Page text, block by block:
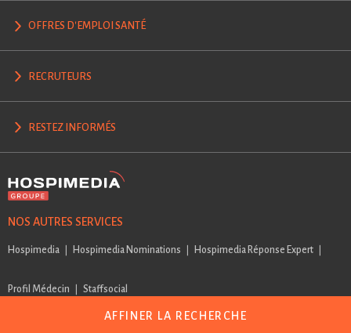
AFFINER LA RECHERCHE
OFFRES D'EMPLOI SANTÉ
RECRUTEURS
RESTEZ INFORMÉS
NOS AUTRES SERVICES
Hospimedia Hospimedia Nominations Hospimedia Réponse Expert
Profil Médecin Staffsocial